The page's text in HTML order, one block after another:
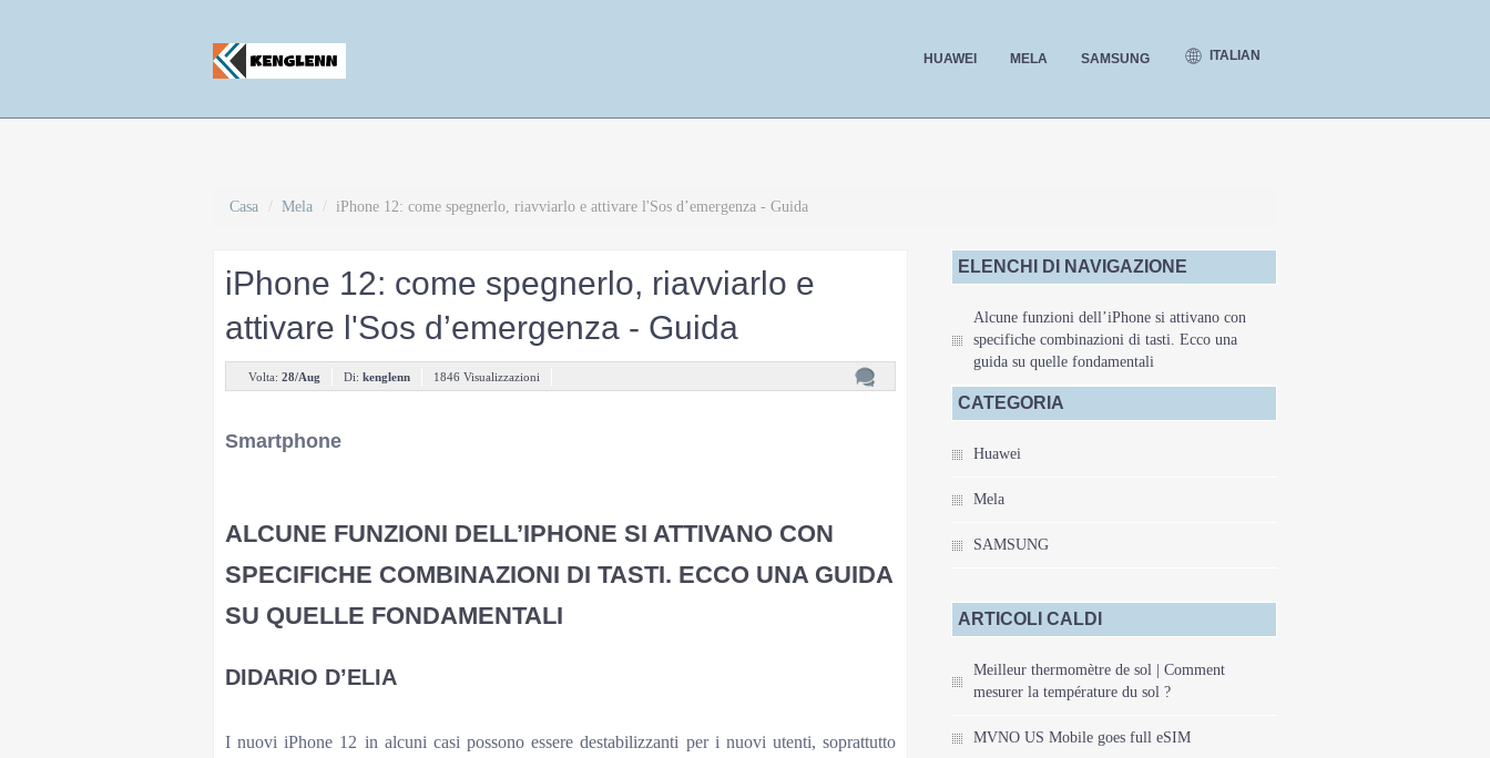
HUAWEI MELA SAMSUNG ITALIAN
Casa / Mela / iPhone 12: come spegnerlo, riavviarlo e attivare l'Sos d’emergenza - Guida
iPhone 12: come spegnerlo, riavviarlo e
attivare l'Sos d’emergenza - Guida
Volta: 28/Aug Di: kenglenn 1846 Visualizzazioni
Smartphone
ALCUNE FUNZIONI DELL’IPHONE SI ATTIVANO CON
SPECIFICHE COMBINAZIONI DI TASTI. ECCO UNA GUIDA
SU QUELLE FONDAMENTALI
DIDARIO D’ELIA
I nuovi iPhone 12 in alcuni casi possono essere destabilizzanti per i nuovi utenti, soprattutto
ELENCHI DI NAVIGAZIONE
Alcune funzioni dell’iPhone si attivano con
specifiche combinazioni di tasti. Ecco una
guida su quelle fondamentali
CATEGORIA
Huawei
Mela
SAMSUNG
ARTICOLI CALDI
Meilleur thermomètre de sol | Comment
mesurer la température du sol ?
MVNO US Mobile goes full eSIM